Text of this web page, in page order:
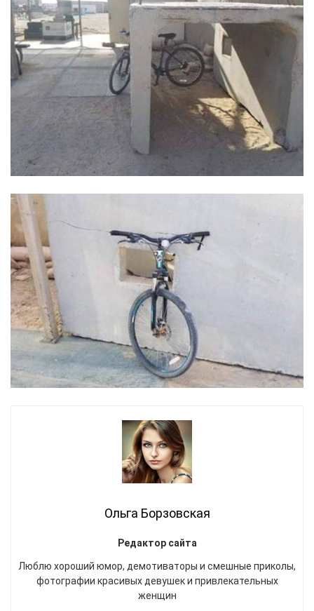
Ольга Борзовская
Редактор сайта
Люблю хороший юмор, демотиваторы и смешные приколы,
фотографии красивых девушек и привлекательных
женщин